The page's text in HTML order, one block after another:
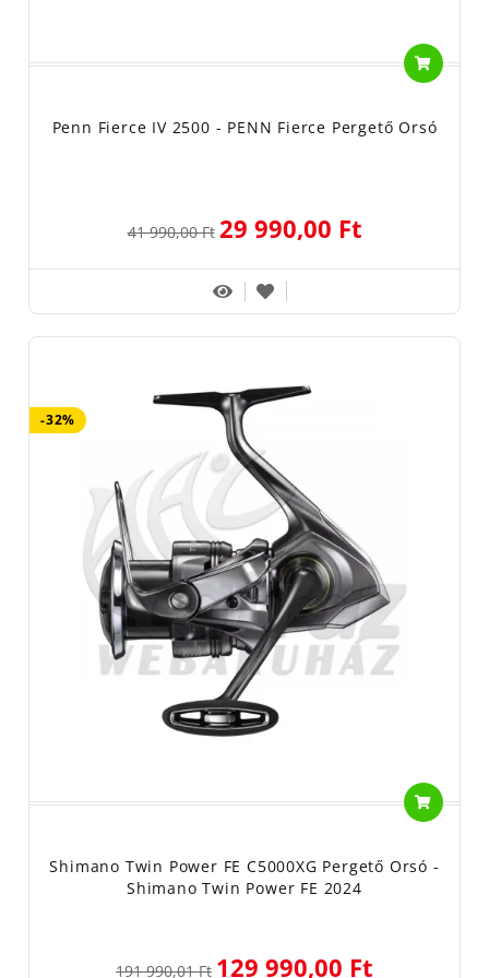
Penn Fierce IV 2500 - PENN Fierce Pergető Orsó
41 990,00 Ft 29 990,00 Ft
-32%
Shimano Twin Power FE C5000XG Pergető Orsó -
Shimano Twin Power FE 2024
191 990,01 Ft 129 990,00 Ft